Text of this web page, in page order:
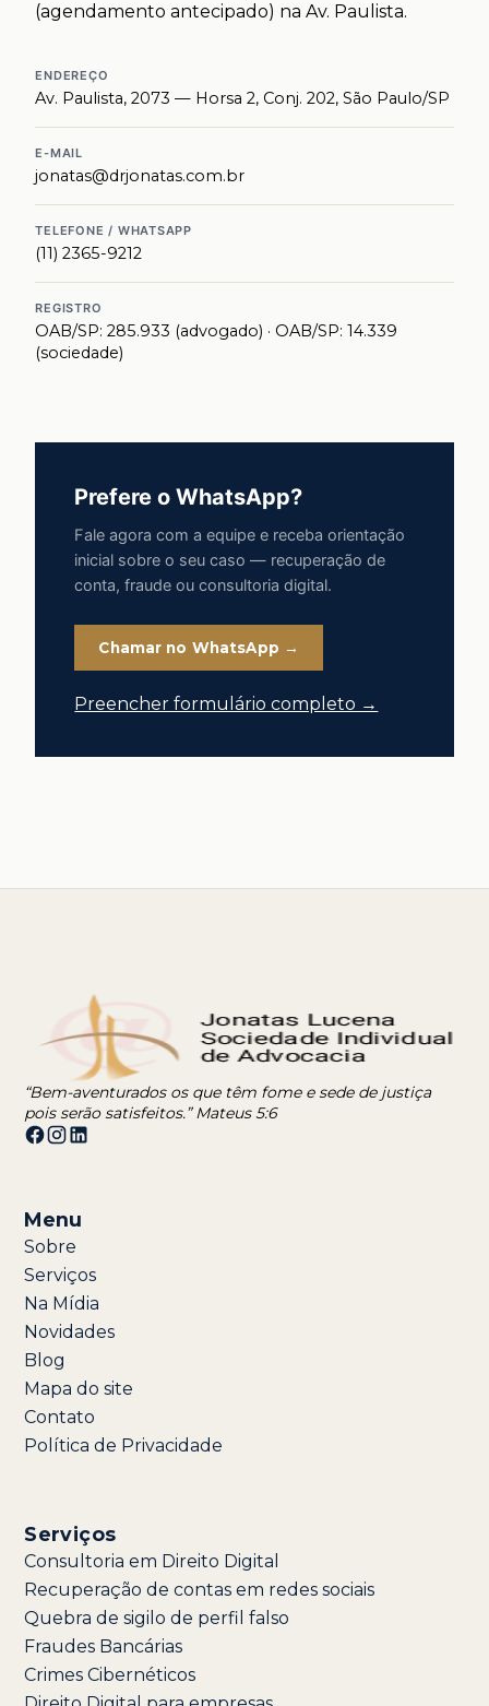
(agendamento antecipado) na Av. Paulista.
ENDEREÇO
Av. Paulista, 2073 — Horsa 2, Conj. 202, São Paulo/SP
E-MAIL
jonatas@drjonatas.com.br
TELEFONE / WHATSAPP
(11) 2365-9212
REGISTRO
OAB/SP: 285.933 (advogado) · OAB/SP: 14.339
(sociedade)
Prefere o WhatsApp?
Fale agora com a equipe e receba orientação
inicial sobre o seu caso — recuperação de
conta, fraude ou consultoria digital.
Chamar no WhatsApp →
Preencher formulário completo →
“Bem-aventurados os que têm fome e sede de justiça
pois serão satisfeitos.” Mateus 5:6
Menu
Sobre
Serviços
Na Mídia
Novidades
Blog
Mapa do site
Contato
Política de Privacidade
Serviços
Consultoria em Direito Digital
Recuperação de contas em redes sociais
Quebra de sigilo de perfil falso
Fraudes Bancárias
Crimes Cibernéticos